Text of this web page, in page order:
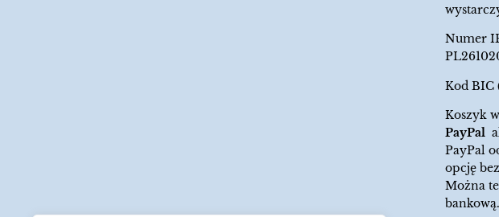
Numer
Kod BIC
Koszyk
PayPal
PayPal
opcję
Można
bankową.